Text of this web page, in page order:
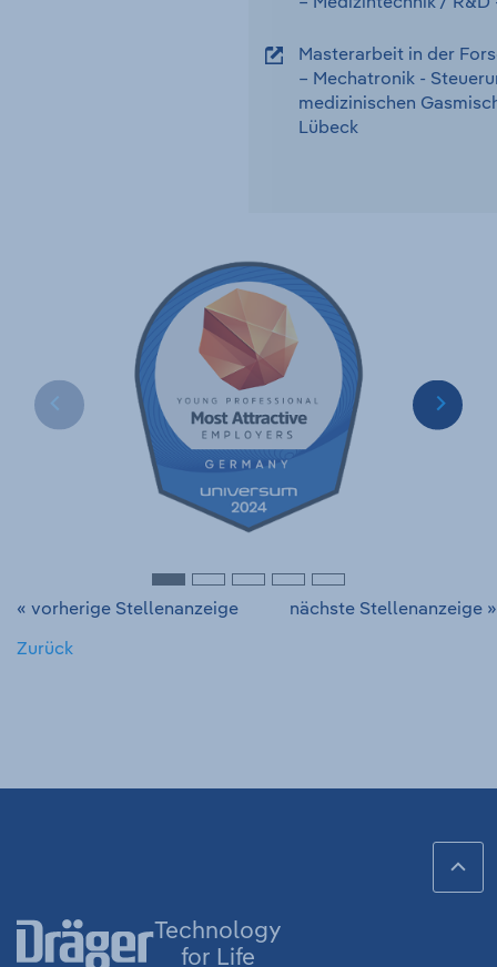
Masterarbeit in der
– Mechatronik -
medizinischen
Lübeck
« vorherige Stellenanzeige nächste Stellenanzeige »
Zurück
Fußzeile
Technology
for Life